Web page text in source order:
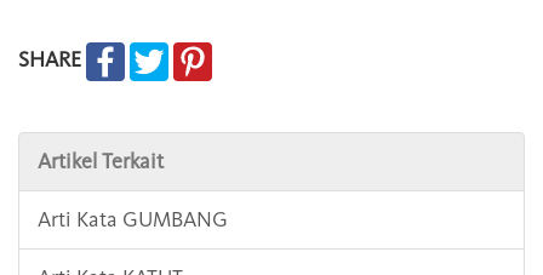
SHARE
Artikel Terkait
Arti Kata GUMBANG